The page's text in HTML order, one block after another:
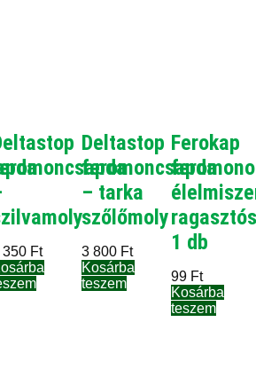
350 Ft
Deltastop
feromoncsapda
– tarka
szőlőmoly
3 800 Ft
Kosárba
teszem
Ferokap
1 db
99 Ft
Kosárba
teszem